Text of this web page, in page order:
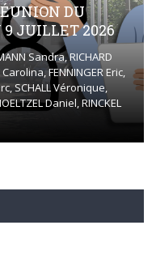
DU
JUILLET 2026
Sandra, RICHARD
FENNINGER Eric,
SCHALL Véronique,
Daniel, RINCKEL